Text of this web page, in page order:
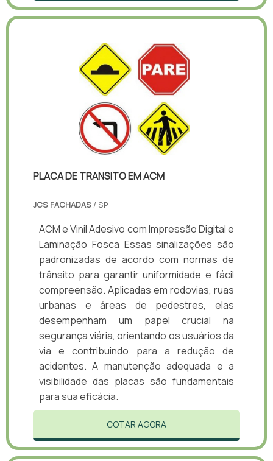
PLACA DE TRANSITO EM ACM
JCS FACHADAS / SP
ACM e Vinil Adesivo com Impressão Digital e
Laminação Fosca Essas sinalizações são
padronizadas de acordo com normas de
trânsito para garantir uniformidade e fácil
compreensão. Aplicadas em rodovias, ruas
urbanas e áreas de pedestres, elas
desempenham um papel crucial na
segurança viária, orientando os usuários da
via e contribuindo para a redução de
acidentes. A manutenção adequada e a
visibilidade das placas são fundamentais
para sua eficácia.
COTAR AGORA